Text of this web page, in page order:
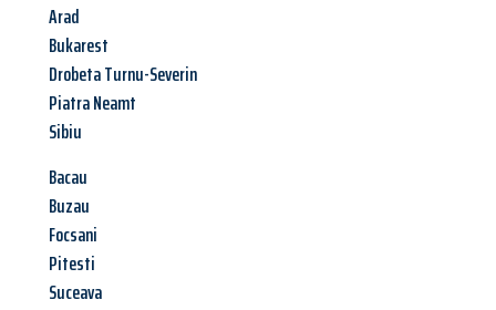
Arad
Bukarest
Drobeta Turnu-Severin
Piatra Neamt
Sibiu
Bacau
Buzau
Focsani
Pitesti
Suceava